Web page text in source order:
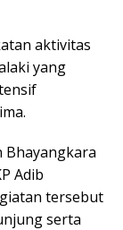
aktivitas
yang
Bhayangkara
Adib
tersebut
serta